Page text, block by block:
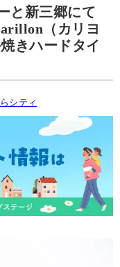
と新三郷にて
（カリヨ
きハードタイ
シティ